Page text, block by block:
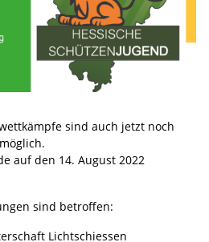
sind auch jetzt noch
auf den 14. August 2022
sind betroffen:
Lichtschiessen